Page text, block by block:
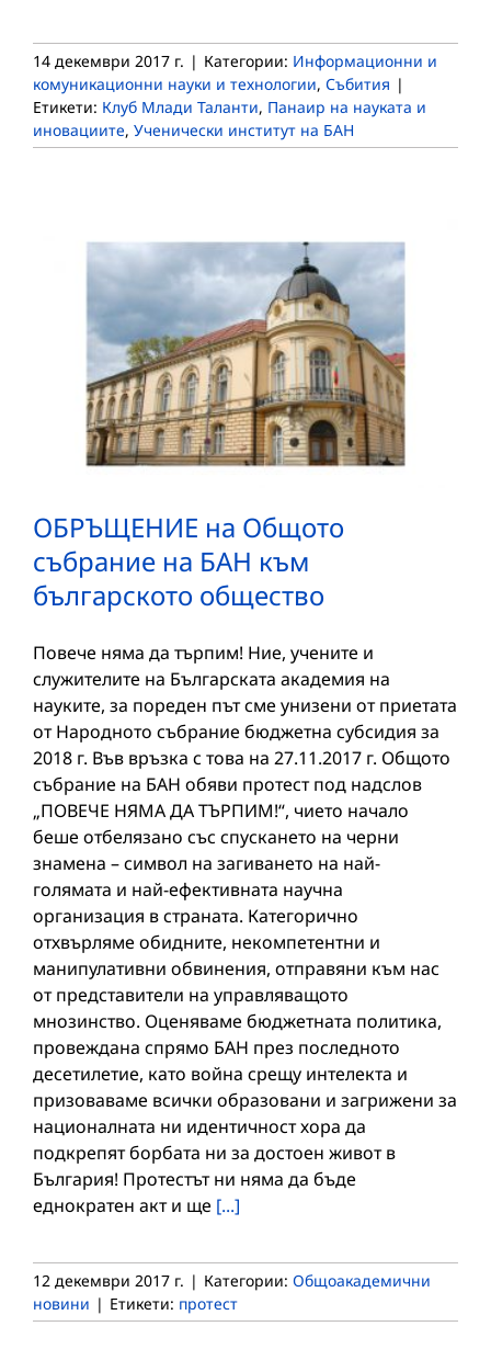
14 декември 2017 г. | Категории: Информационни и
комуникационни науки и технологии, Събития |
Етикети: Клуб Млади Таланти, Панаир на науката и
иновациите, Ученически институт на БАН
ОБРЪЩЕНИЕ на Общото
събрание на БАН към
българското общество
Повече няма да търпим! Ние, учените и
служителите на Българската академия на
науките, за пореден път сме унизени от приетата
от Народното събрание бюджетна субсидия за
2018 г. Във връзка с това на 27.11.2017 г. Общото
събрание на БАН обяви протест под надслов
„ПОВЕЧЕ НЯМА ДА ТЪРПИМ!“, чието начало
беше отбелязано със спускането на черни
знамена – символ на загиването на най-
голямата и най-ефективната научна
организация в страната. Категорично
отхвърляме обидните, некомпетентни и
манипулативни обвинения, отправяни към нас
от представители на управляващото
мнозинство. Оценяваме бюджетната политика,
провеждана спрямо БАН през последното
десетилетие, като война срещу интелекта и
призоваваме всички образовани и загрижени за
националната ни идентичност хора да
подкрепят борбата ни за достоен живот в
България! Протестът ни няма да бъде
еднократен акт и ще [...]
12 декември 2017 г. | Категории: Общоакадемични
новини | Етикети: протест